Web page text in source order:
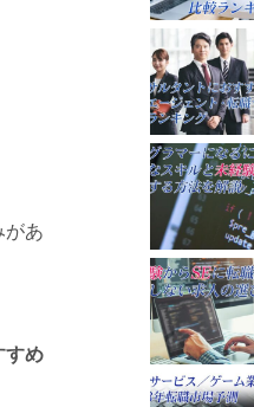
があ
すめ